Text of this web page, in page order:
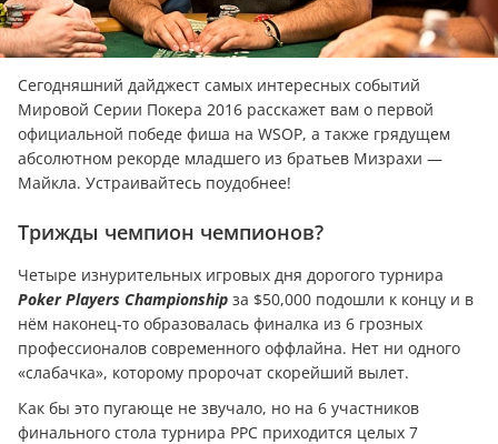
Сегодняшний дайджест самых интересных событий
Мировой Серии Покера 2016 расскажет вам о первой
официальной победе фиша на WSOP, а также грядущем
абсолютном рекорде младшего из братьев Мизрахи —
Майкла. Устраивайтесь поудобнее!
Трижды чемпион чемпионов?
Четыре изнурительных игровых дня дорогого турнира
Poker Players Championship за $50,000 подошли к концу и в
нём наконец-то образовалась финалка из 6 грозных
профессионалов современного оффлайна. Нет ни одного
«слабачка», которому пророчат скорейший вылет.
Как бы это пугающе не звучало, но на 6 участников
финального стола турнира PPC приходится целых 7